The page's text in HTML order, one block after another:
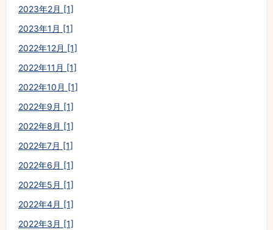
2023年2月 [1]
2023年1月 [1]
2022年12月 [1]
2022年11月 [1]
2022年10月 [1]
2022年9月 [1]
2022年8月 [1]
2022年7月 [1]
2022年6月 [1]
2022年5月 [1]
2022年4月 [1]
2022年3月 [1]